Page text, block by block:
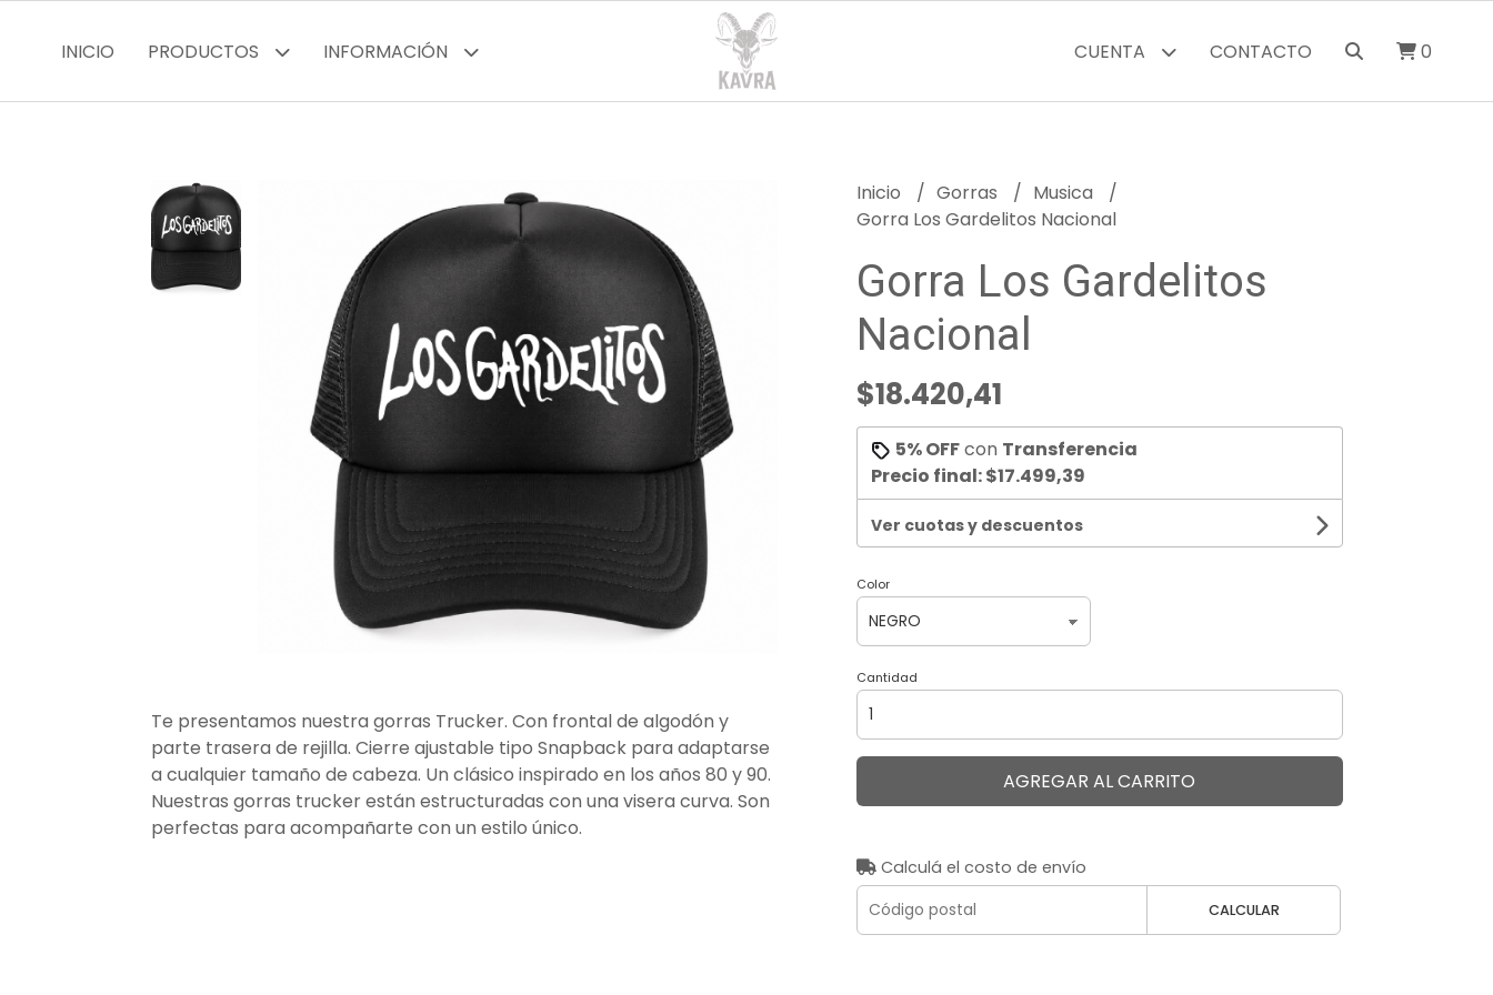
INICIO PRODUCTOS INFORMACIÓN CUENTA CONTACTO 0
Te presentamos nuestra gorras Trucker. Con frontal de algodón y
parte trasera de rejilla. Cierre ajustable tipo Snapback para adaptarse
a cualquier tamaño de cabeza. Un clásico inspirado en los años 80 y 90.
Nuestras gorras trucker están estructuradas con una visera curva. Son
perfectas para acompañarte con un estilo único.
Inicio Gorras
Musica
Gorra Los Gardelitos Nacional
Gorra Los Gardelitos
Nacional
$18.420,41
5% OFFcon Transferencia
Precio final:$17.499,39
Ver cuotas y descuentos
Color
Cantidad
AGREGAR AL CARRITO
Calculá el costo de envío
CALCULAR